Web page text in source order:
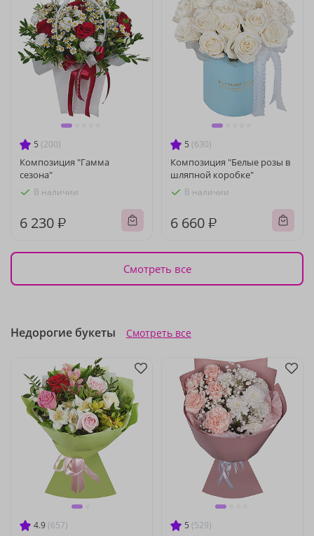
5 (200)
Композиция "Гамма
сезона"
В наличии
6 230 ₽
5 (630)
Композиция "Белые розы в
шляпной коробке"
В наличии
6 660 ₽
Смотреть все
Недорогие букеты Смотреть все
4.9 (657) 5 (529)